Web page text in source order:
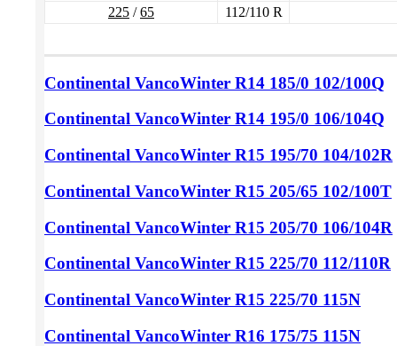
225 /65 112/110 R
Continental VancoWinter R14 185/0 102/100Q
Continental VancoWinter R14 195/0 106/104Q
Continental VancoWinter R15 195/70 104/102R
Continental VancoWinter R15 205/65 102/100T
Continental VancoWinter R15 205/70 106/104R
Continental VancoWinter R15 225/70 112/110R
Continental VancoWinter R15 225/70 115N
Continental VancoWinter R16 175/75 115N